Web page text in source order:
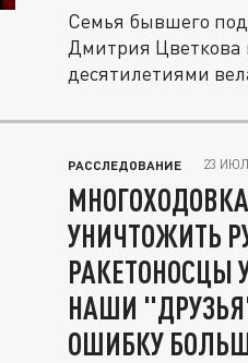
Семья бывшего
Дмитрия Цветкова
десятилетиями
РАССЛЕДОВАНИЕ 23
УНИЧТОЖИТЬ
РАКЕТОНОСЦЫ
НАШИ
ОШИБКУ